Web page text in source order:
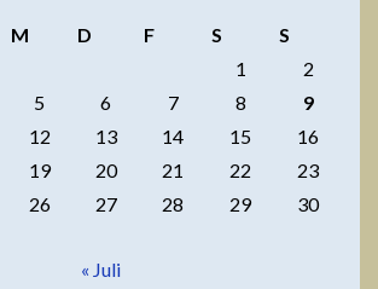
M D F S
S
1
2
5 6 7 8
9
12 13 14 15
16
19 20 21 22
23
26 27 28 29
30
« Juli